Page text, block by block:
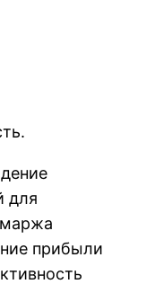
для
прибыли